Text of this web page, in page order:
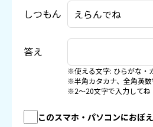
しつもん
答え
※使える文字: ひらがな・
※半角カタカナ、全角英
※2〜20文字で入力してね
このスマホ・パソコンにおぼ